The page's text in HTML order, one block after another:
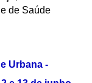
de Saúde
Urbana -